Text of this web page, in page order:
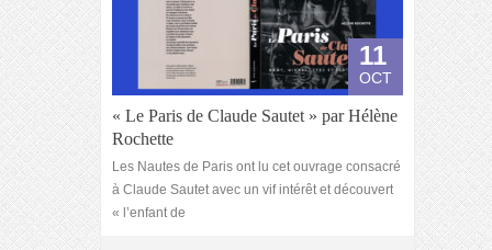
11
OCT
« Le Paris de Claude Sautet » par Hélène
Rochette
Les Nautes de Paris ont lu cet ouvrage consacré
à Claude Sautet avec un vif intérêt et découvert
« l’enfant de